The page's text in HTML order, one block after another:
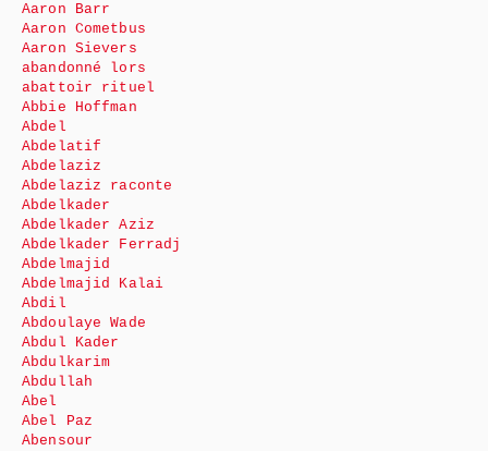
Aaron Barr
Aaron Cometbus
Aaron Sievers
abandonné lors
abattoir rituel
Abbie Hoffman
Abdel
Abdelatif
Abdelaziz
Abdelaziz raconte
Abdelkader
Abdelkader Aziz
Abdelkader Ferradj
Abdelmajid
Abdelmajid Kalai
Abdil
Abdoulaye Wade
Abdul Kader
Abdulkarim
Abdullah
Abel
Abel Paz
Abensour